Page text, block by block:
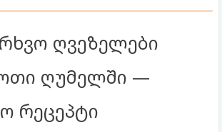
ღვეზელები
ღუმელში —
რეცეპტი